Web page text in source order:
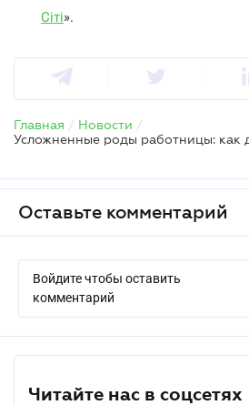
Сіті».
Главная / Новости /
Оставьте комментарий
Войдите чтобы оставить
комментарий
Читайте нас в соцсетях